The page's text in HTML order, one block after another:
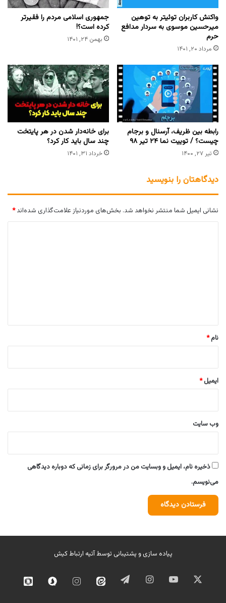
واکنش کاربران توئیتر به توهین
میرحسین موسوی به سردار مدافع
حرم
مرداد ۲۰, ۱۴۰۱
جمهوری اسلامی مردم را فقیرتر
کرده است؟!
بهمن ۲۴, ۱۴۰۱
رابطه بین ظریف، آرسنال و برجام
چیست؟ / توییت نما ۲۴ تیر ۹۸
تیر ۲۷, ۱۴۰۰
برای خانه‌دار شدن در هر پایتخت
چند سال باید کار کرد؟
خرداد ۳۱, ۱۴۰۱
دیدگاهتان را بنویسید
نشانی ایمیل شما منتشر نخواهد شد. بخش‌های موردنیاز علامت‌گذاری شده‌اند*
نام*
ایمیل*
وب‌ سایت
ذخیره نام، ایمیل و وبسایت من در مرورگر برای زمانی که دوباره دیدگاهی
می‌نویسم.
پیاده سازی و پشتیبانی توسطآتیه ارتباط کیش
ایکس یوتیوب اینستاگرامتلگرام ایتا
اینستاگرامسروش